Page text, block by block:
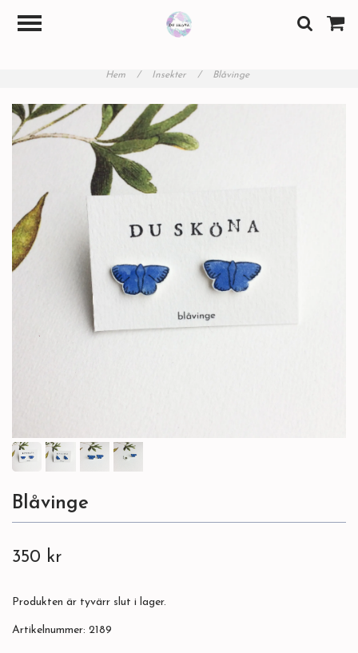
Hem / Insekter / Blåvinge
Blåvinge
350 kr
Produkten är tyvärr slut i lager.
Artikelnummer: 2189